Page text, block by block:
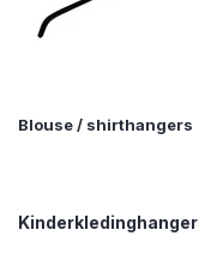
Blouse / shirthangers